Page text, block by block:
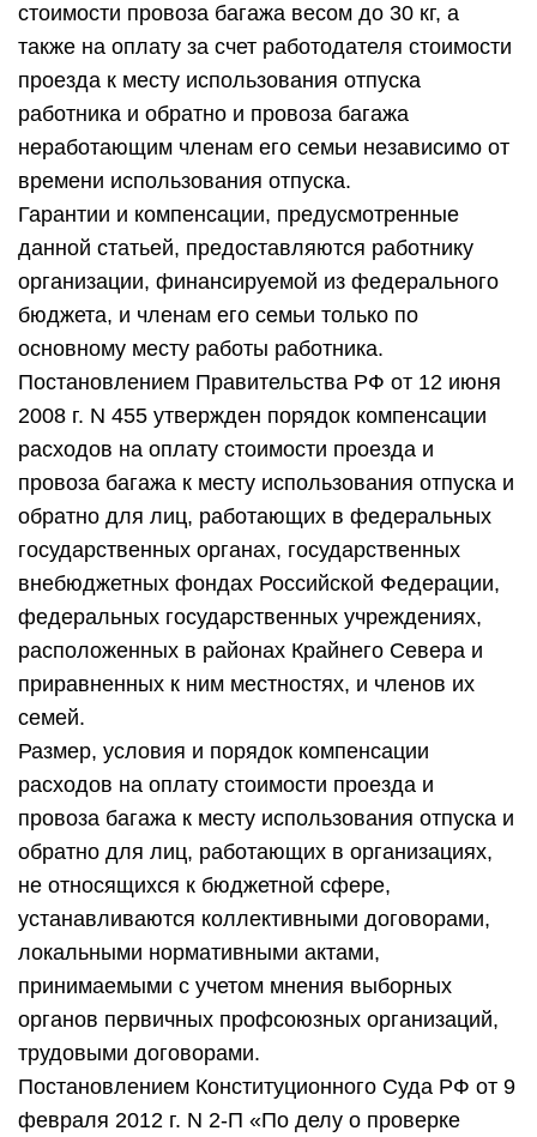
стоимости провоза багажа весом до 30 кг, а
также на оплату за счет работодателя стоимости
проезда к месту использования отпуска
работника и обратно и провоза багажа
неработающим членам его семьи независимо от
времени использования отпуска.
Гарантии и компенсации, предусмотренные
данной статьей, предоставляются работнику
организации, финансируемой из федерального
бюджета, и членам его семьи только по
основному месту работы работника.
Постановлением Правительства РФ от 12 июня
2008 г. N 455 утвержден порядок компенсации
расходов на оплату стоимости проезда и
провоза багажа к месту использования отпуска и
обратно для лиц, работающих в федеральных
государственных органах, государственных
внебюджетных фондах Российской Федерации,
федеральных государственных учреждениях,
расположенных в районах Крайнего Севера и
приравненных к ним местностях, и членов их
семей.
Размер, условия и порядок компенсации
расходов на оплату стоимости проезда и
провоза багажа к месту использования отпуска и
обратно для лиц, работающих в организациях,
не относящихся к бюджетной сфере,
устанавливаются коллективными договорами,
локальными нормативными актами,
принимаемыми с учетом мнения выборных
органов первичных профсоюзных организаций,
трудовыми договорами.
Постановлением Конституционного Суда РФ от 9
февраля 2012 г. N 2-П «По делу о проверке